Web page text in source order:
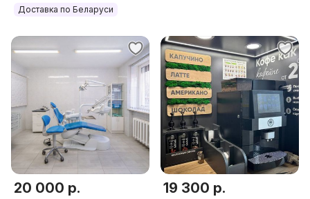
обл.
Доставка по Беларуси
20 000 р. 19 300 р.